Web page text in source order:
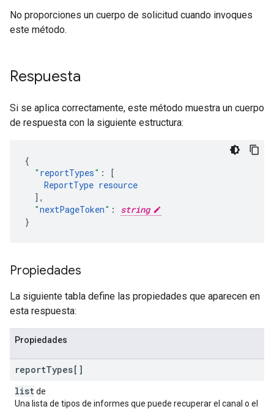
No proporciones un cuerpo de solicitud cuando invoques
este método.
Respuesta
Si se aplica correctamente, este método muestra un cuerpo
de respuesta con la siguiente estructura:
" reportTypes" :
[
ReportType resource
],
"nextPageToken" :
string
}
Propiedades
La siguiente tabla define las propiedades que aparecen en
esta respuesta:
Propiedades
reportTypes[]
listde
Una lista de tipos de informes que puede recuperar el canal o el